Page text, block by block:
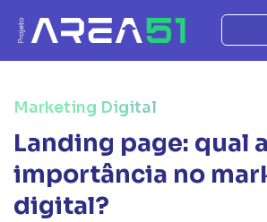
Marketing Digital
Landing page: qual
importância no
digital?